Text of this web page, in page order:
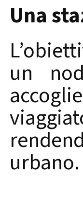
Una
un
urbano.